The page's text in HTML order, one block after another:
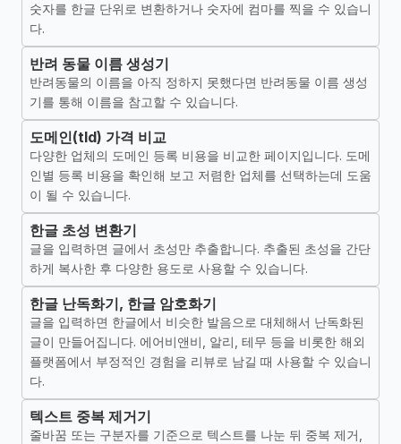
숫자를 한글 단위로 변환하거나 숫자에 컴마를 찍을 수 있습니
다.
반려 동물 이름 생성기
반려동물의 이름을 아직 정하지 못했다면 반려동물 이름 생성
기를 통해 이름을 참고할 수 있습니다.
도메인(tld) 가격 비교
다양한 업체의 도메인 등록 비용을 비교한 페이지입니다. 도메
인별 등록 비용을 확인해 보고 저렴한 업체를 선택하는데 도움
이 될 수 있습니다.
한글 초성 변환기
글을 입력하면 글에서 초성만 추출합니다. 추출된 초성을 간단
하게 복사한 후 다양한 용도로 사용할 수 있습니다.
한글 난독화기, 한글 암호화기
글을 입력하면 한글에서 비슷한 발음으로 대체해서 난독화된
글이 만들어집니다. 에어비앤비, 알리, 테무 등을 비롯한 해외
플랫폼에서 부정적인 경험을 리뷰로 남길 때 사용할 수 있습니
다.
텍스트 중복 제거기
줄바꿈 또는 구분자를 기준으로 텍스트를 나눈 뒤 중복 제거,